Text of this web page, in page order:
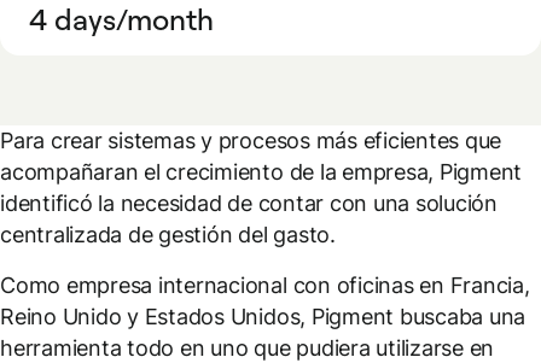
4 days/month
Para crear sistemas y procesos más eficientes que
acompañaran el crecimiento de la empresa, Pigment
identificó la necesidad de contar con una solución
centralizada de gestión del gasto.
Como empresa internacional con oficinas en Francia,
Reino Unido y Estados Unidos, Pigment buscaba una
herramienta todo en uno que pudiera utilizarse en